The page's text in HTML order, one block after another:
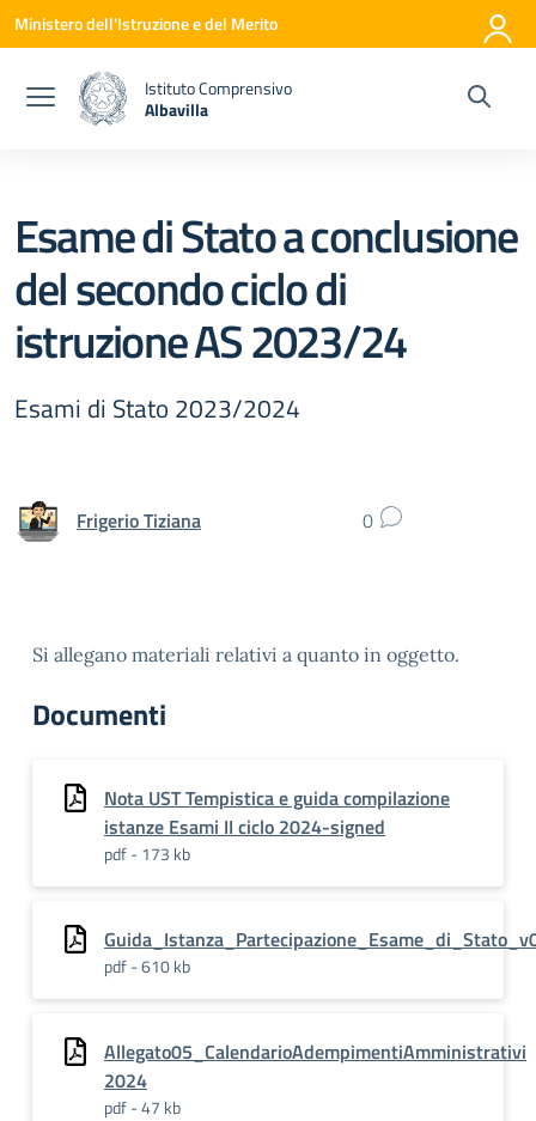
Vai ai contenuti
Vai al menu di navigazione
Vai al footer
Ministero dell'Istruzione e del Merito
Istituto Comprensivo
Albavilla
Esame di Stato a conclusione
del secondo ciclo di
istruzione AS 2023/24
Esami di Stato 2023/2024
Frigerio Tiziana 0
Si allegano materiali relativi a quanto in oggetto.
Documenti
Nota UST Tempistica e guida compilazione
istanze Esami II ciclo 2024-signed
pdf - 173 kb
pdf - 610 kb
Allegato05_CalendarioAdempimentiAmministrativi
2024
pdf - 47 kb